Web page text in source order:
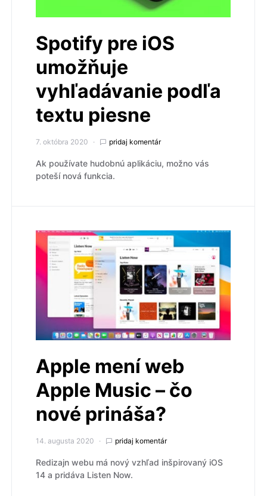
Spotify pre iOS
umožňuje
vyhľadávanie podľa
textu piesne
7. októbra 2020 pridaj komentár
Ak používate hudobnú aplikáciu, možno vás
poteší nová funkcia.
Apple mení web
Apple Music – čo
nové prináša?
14. augusta 2020 pridaj komentár
Redizajn webu má nový vzhľad inšpirovaný iOS
14 a pridáva Listen Now.